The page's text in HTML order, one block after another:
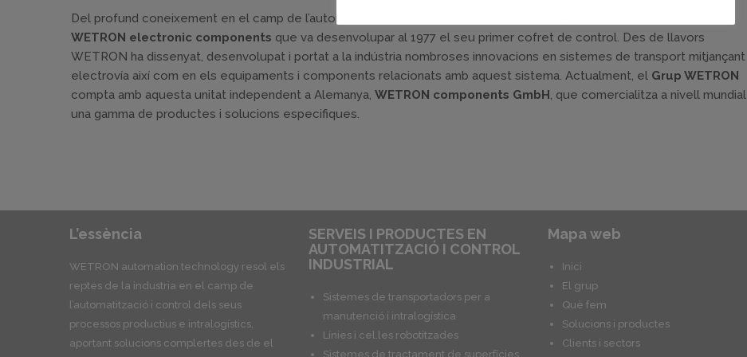
Del profund coneixement en el camp de l’automatització del transport industrial mitjançant electrovies, es va crear
WETRON electronic components que va desenvolupar al 1977 el seu primer cofret de control. Des de llavors
WETRON ha dissenyat, desenvolupat i portat a la indústria nombroses innovacions en sistemes de transport mitjançant
electrovía així com en els equipaments i components relacionats amb aquest sistema. Actualment, el Grup WETRON
compta amb aquesta unitat independent a Alemanya, WETRON components GmbH, que comercialitza a nivell mundial
una gamma de productes i solucions especifiques.
L’essència
WETRON automation technology resol els
reptes de la industria en el camp de
l’automatització i control dels seus
processos productius e intralogístics,
aportant solucions complertes des de el
SERVEIS I PRODUCTES EN
AUTOMATITZACIÓ I CONTROL
INDUSTRIAL
Sistemes de transportadors per a
manutenció i intralogística
Línies i cel.les robotitzades
Sistemes de tractament de superfícies
Mapa web
Inici
El grup
Què fem
Solucions i productes
Clients i sectors